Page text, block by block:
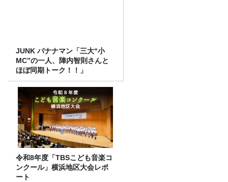
JUNK バナナマン「三大“小
MC”の一人、陣内智則さんと
ほぼ同期トーク！！」
令和8年度「TBSこども音楽コ
ンクール」横浜地区大会レポ
ート